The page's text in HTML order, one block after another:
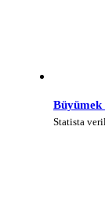
Statista